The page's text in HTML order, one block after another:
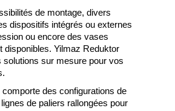
de montage, divers
dispositifs intégrés ou externes
ou encore des vases
disponibles. Yilmaz Reduktor
solutions sur mesure pour vos
des configurations de
de paliers rallongées pour